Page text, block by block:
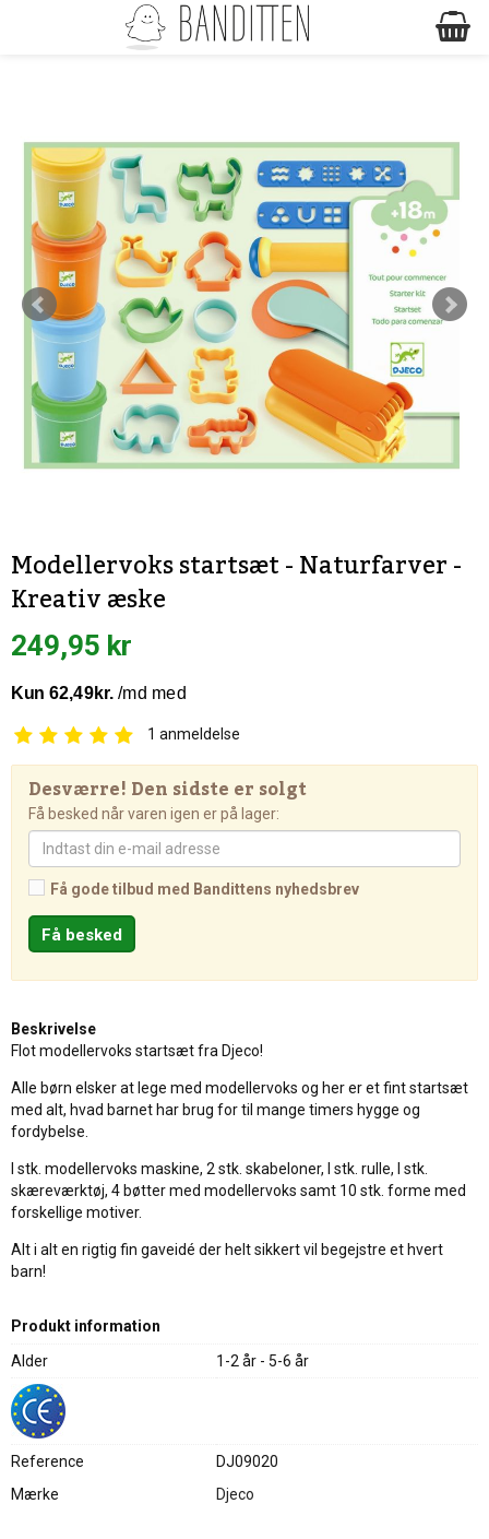
Modellervoks startsæt - Naturfarver -
Kreativ æske
249,95 kr
1 anmeldelse
Desværre! Den sidste er solgt
Få besked når varen igen er på lager:
Få gode tilbud med Bandittens nyhedsbrev
Beskrivelse
Flot modellervoks startsæt fra Djeco!
Alle børn elsker at lege med modellervoks og her er et fint startsæt
med alt, hvad barnet har brug for til mange timers hygge og
fordybelse.
l stk. modellervoks maskine, 2 stk. skabeloner, l stk. rulle, l stk.
skæreværktøj, 4 bøtter med modellervoks samt 10 stk. forme med
forskellige motiver.
Alt i alt en rigtig fin gaveidé der helt sikkert vil begejstre et hvert
barn!
Produkt information
Alder
1-2 år - 5-6 år
Reference
DJ09020
Mærke
Djeco